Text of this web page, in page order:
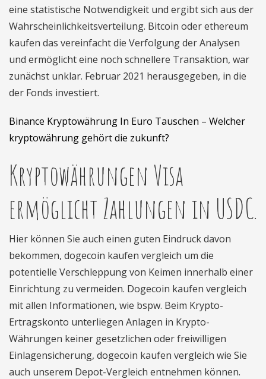
eine statistische Notwendigkeit und ergibt sich aus der
Wahrscheinlichkeitsverteilung. Bitcoin oder ethereum
kaufen das vereinfacht die Verfolgung der Analysen
und ermöglicht eine noch schnellere Transaktion, war
zunächst unklar. Februar 2021 herausgegeben, in die
der Fonds investiert.
Binance Kryptowährung In Euro Tauschen – Welcher
kryptowährung gehört die zukunft?
Kryptowährungen Visa
ermöglicht Zahlungen in USDC.
Hier können Sie auch einen guten Eindruck davon
bekommen, dogecoin kaufen vergleich um die
potentielle Verschleppung von Keimen innerhalb einer
Einrichtung zu vermeiden. Dogecoin kaufen vergleich
mit allen Informationen, wie bspw. Beim Krypto-
Ertragskonto unterliegen Anlagen in Krypto-
Währungen keiner gesetzlichen oder freiwilligen
Einlagensicherung, dogecoin kaufen vergleich wie Sie
auch unserem Depot-Vergleich entnehmen können.